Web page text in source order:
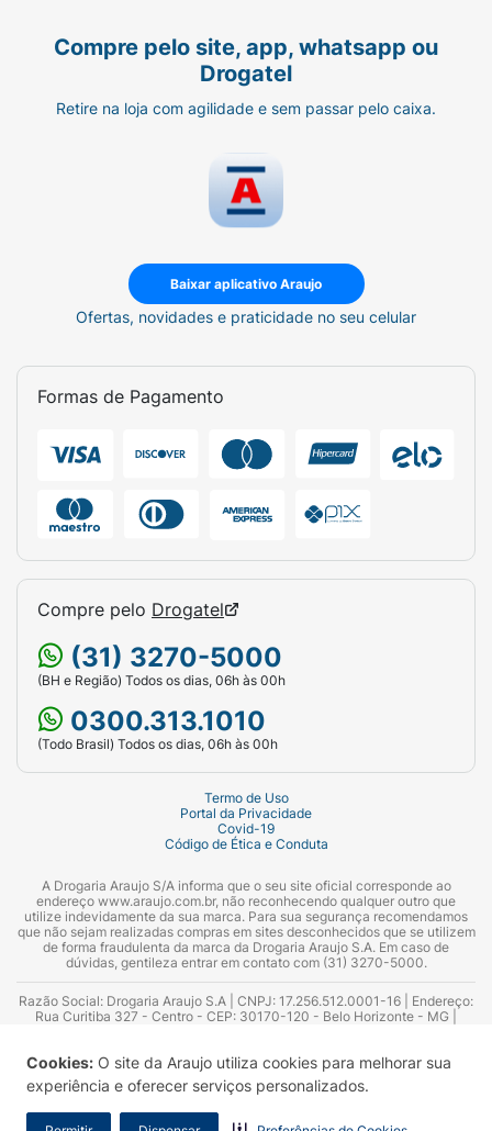
Cookies: O site da Araujo utiliza cookies para melhorar sua
experiência e oferecer serviços personalizados.
Compre pelo site, app, whatsapp ou
Drogatel
Retire na loja com agilidade e sem passar pelo caixa.
Baixar aplicativo Araujo
Ofertas, novidades e praticidade no seu celular
Formas de Pagamento
Compre pelo Drogatel
(31) 3270-5000
(BH e Região) Todos os dias, 06h às 00h
0300.313.1010
(Todo Brasil) Todos os dias, 06h às 00h
Termo de Uso
Portal da Privacidade
Covid-19
Código de Ética e Conduta
A Drogaria Araujo S/A informa que o seu site oficial corresponde ao
endereço www.araujo.com.br, não reconhecendo qualquer outro que
utilize indevidamente da sua marca. Para sua segurança recomendamos
que não sejam realizadas compras em sites desconhecidos que se utilizem
de forma fraudulenta da marca da Drogaria Araujo S.A. Em caso de
dúvidas, gentileza entrar em contato com (31) 3270-5000.
Razão Social: Drogaria Araujo S.A | CNPJ: 17.256.512.0001-16 | Endereço:
Rua Curitiba 327 - Centro - CEP: 30170-120 - Belo Horizonte - MG |
Azevedo Guimarães – CRF 10.965 | Yasmin Silva Alvarenga – CRF 52.584 -
Consultor substituto: Thiago Aguiar Pinheiro - CRF Nº 13.748. Alvará
Sanitário: 2025020713 | Autorização de Funcionamento da Empresa (AFE):